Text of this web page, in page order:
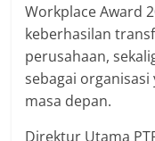
Workplace Award
keberhasilan
perusahaan,
sebagai
masa depan.
Direktur Utama